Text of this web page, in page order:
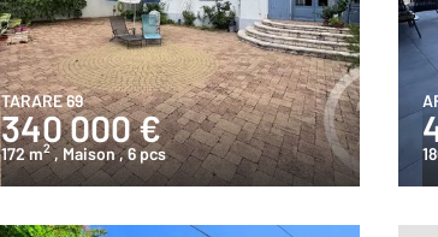
TARARE 69
340 000 €
172 m2 , Maison, 6 pcs